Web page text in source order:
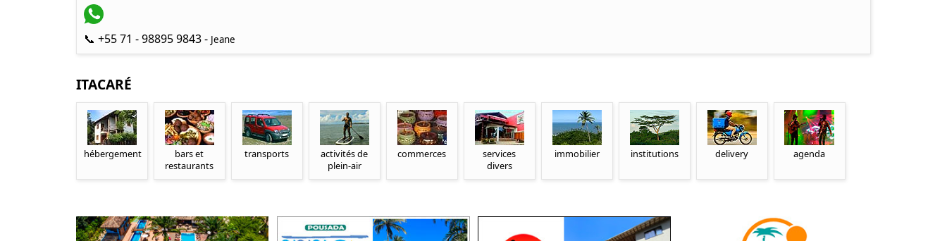
📞 +55 71 - 98895 9843 - Jeane
ITACARÉ
hébergement
bars et
restaurants
transports
activités de
plein-air
commerces
services
divers
immobilier institutions delivery agenda